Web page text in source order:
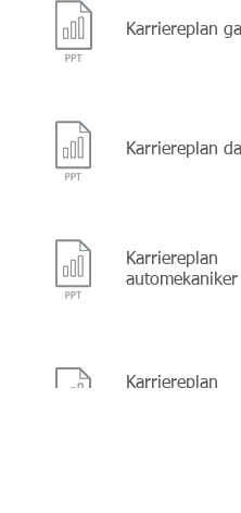
Karriereplan
Karriereplan
Karriereplan
automekaniker
Karriereplan